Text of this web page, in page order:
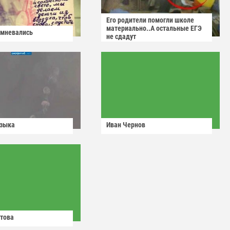
Его родители помогли школе
материально..А остальные ЕГЭ
не сдадут
Иван Чернов